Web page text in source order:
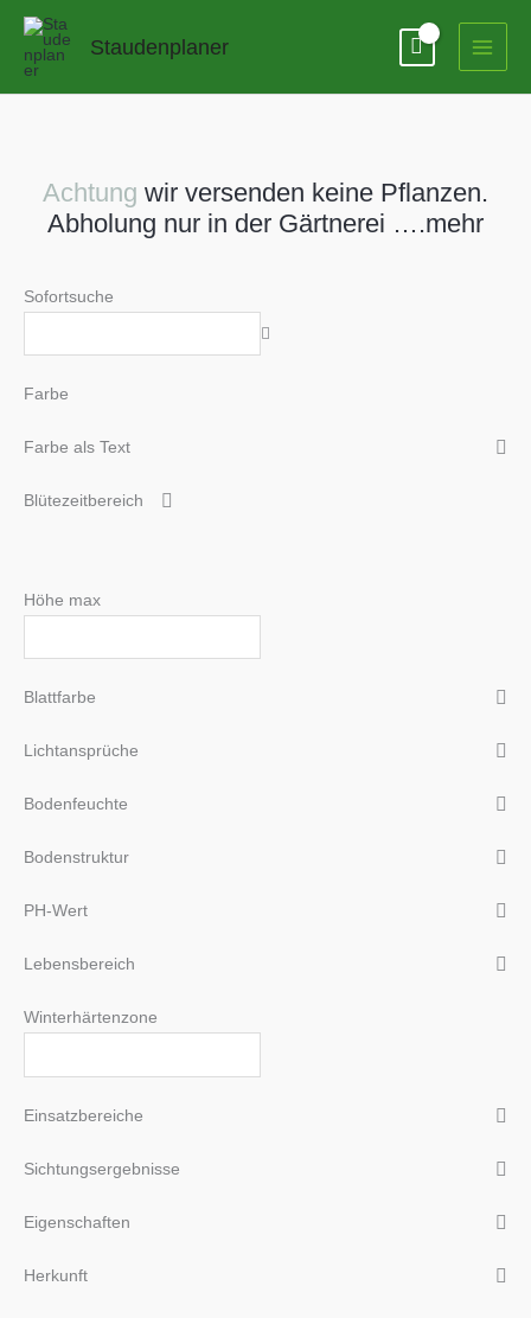
Zum
springen
Staudenplaner
Achtung wir versenden keine Pflanzen.
Abholung nur in der Gärtnerei ….mehr
Sofortsuche
Farbe
Farbe als Text
Blütezeitbereich
Höhe max
Blattfarbe
Lichtansprüche
Bodenfeuchte
Bodenstruktur
PH-Wert
Lebensbereich
Winterhärtenzone
Einsatzbereiche
Sichtungsergebnisse
Eigenschaften
Herkunft